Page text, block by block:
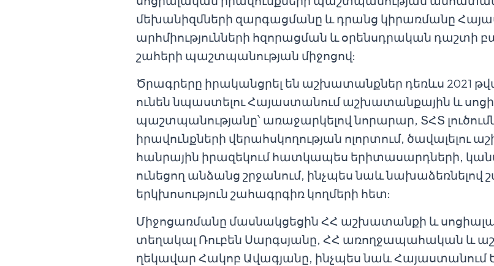
մեխանիզմների զարգացմանը և դրանց կիրառմանը
արհմիությունների հզորացման և օրենսդրական դաշտի
շահերի պաշտպանության միջոցով:
Ծրագրերը իրականցրել են աշխատանքներ դեռևս 2021
ունեն նպաստելու Հայաստանում աշխատանքային և
պաշտպանությանը՝ առաջարկելով նորարար, ՏՀՏ
իրավունքների վերահսկողության ոլորտում, ծավալելու
հանրային իրազեկում հատկապես երիտասարդների,
ունեցող անձանց շրջանում, ինչպես նաև
երկխոսություն շահագրգիռ կողմերի հետ:
Միջոցառմանը մասնակցեցին ՀՀ աշխատանքի և
տեղակալ Ռուբեն Սարգսյանը, ՀՀ առողջապահական և
ղեկավար Հակոբ Ավագյանը, ինչպես նաև Հայաստանում